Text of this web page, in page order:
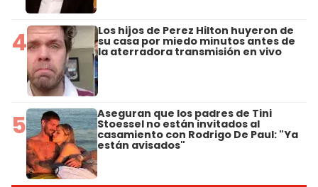
4 Los hijos de Perez Hilton huyeron de
su casa por miedo minutos antes de
la aterradora transmisión en vivo
5 Aseguran que los padres de Tini
Stoessel no están invitados al
casamiento con Rodrigo De Paul: "Ya
están avisados"